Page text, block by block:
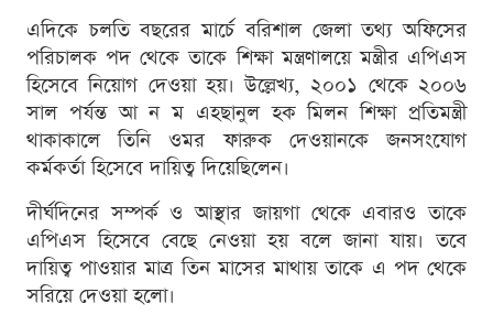
এদিকে চলতি বছরের মার্চে বরিশাল জেলা তথ্য অফিসের
পরিচালক পদ থেকে তাকে শিক্ষা মন্ত্রণালয়ে মন্ত্রীর এপিএস
হিসেবে নিয়োগ দেওয়া হয়। উল্লেখ্য, ২০০১ থেকে ২০০৬
সাল পর্যন্ত আ ন ম এহছানুল হক মিলন শিক্ষা প্রতিমন্ত্রী
থাকাকালে তিনি ওমর ফারুক দেওয়ানকে জনসংযোগ
কর্মকর্তা হিসেবে দায়িত্ব দিয়েছিলেন।
দীর্ঘদিনের সম্পর্ক ও আস্থার জায়গা থেকে এবারও তাকে
এপিএস হিসেবে বেছে নেওয়া হয় বলে জানা যায়। তবে
দায়িত্ব পাওয়ার মাত্র তিন মাসের মাথায় তাকে এ পদ থেকে
সরিয়ে দেওয়া হলো।